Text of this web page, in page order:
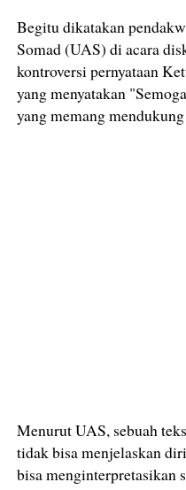
Begitu dikatakan
Somad (UAS) di acara
kontroversi pernyataan
yang menyatakan
yang memang
Menurut UAS, sebuah
tidak bisa menjelaskan
bisa menginterpretasikan